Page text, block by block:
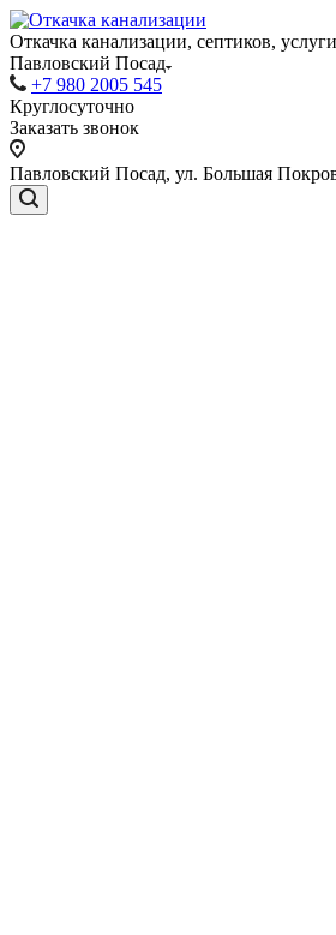
Откачка канализации, септиков,
Павловский Посад
+7 980 2005 545
Круглосуточно
Заказать звонок
Павловский Посад, ул. Большая